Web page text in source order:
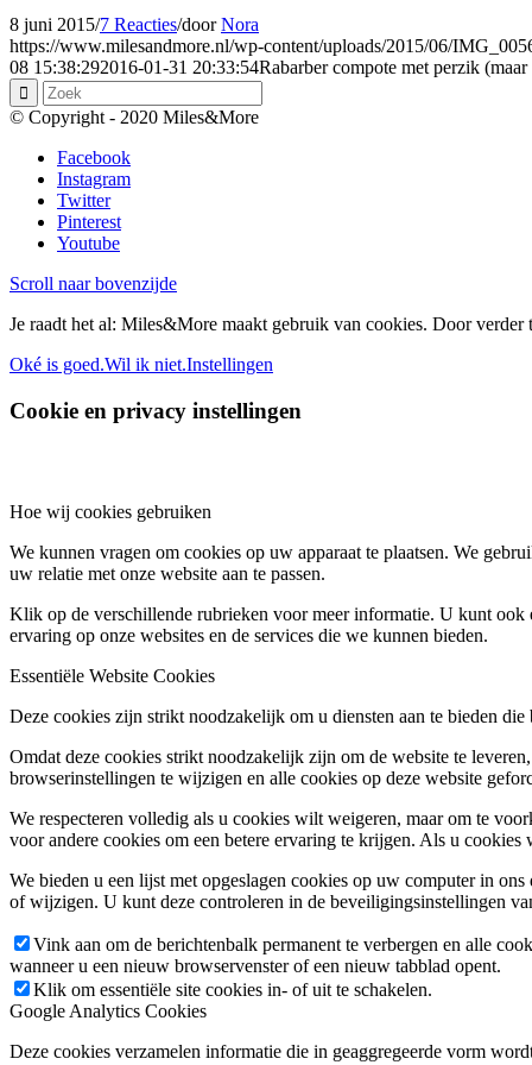
8 juni 2015/7 Reacties/doorNora
https://www.milesandmore.nl/wp-content/uploads/2015/06/
08 15:38:292016-01-31 20:33:54Rabarber compote met perzik
© Copyright - 2020 Miles&More
Facebook
Instagram
Twitter
Pinterest
Youtube
Scroll naar bovenzijde
Je raadt het al: Miles&More maakt gebruik van cookies. Door verder
Oké is goed.Wil ik niet.Instellingen
Cookie en privacy instellingen
Hoe wij cookies gebruiken
We kunnen vragen om cookies op uw apparaat te plaatsen. We
uw relatie met onze website aan te passen.
Klik op de verschillende rubrieken voor meer informatie. U kunt
ervaring op onze websites en de services die we kunnen bieden.
Essentiële Website Cookies
Deze cookies zijn strikt noodzakelijk om u diensten aan te bieden
Omdat deze cookies strikt noodzakelijk zijn om de website te
browserinstellingen te wijzigen en alle cookies op deze website
We respecteren volledig als u cookies wilt weigeren, maar om te
voor andere cookies om een betere ervaring te krijgen. Als u
We bieden u een lijst met opgeslagen cookies op uw computer in
of wijzigen. U kunt deze controleren in de beveiligingsinstellingen
Vink aan om de berichtenbalk permanent te verbergen en alle
wanneer u een nieuw browservenster of een nieuw tabblad opent.
Klik om essentiële site cookies in- of uit te schakelen.
Google Analytics Cookies
Deze cookies verzamelen informatie die in geaggregeerde vorm